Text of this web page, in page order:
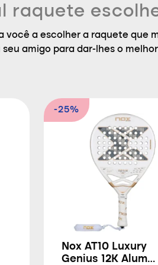
raquete
você a escolher a raquete que
amigo para dar-lhes o melhor
-25%
Nox AT10 Luxury
Genius 12K Alum